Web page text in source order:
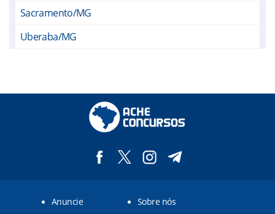
Sacramento/MG
Uberaba/MG
Pedregulho/SP
Anuncie Sobre nós